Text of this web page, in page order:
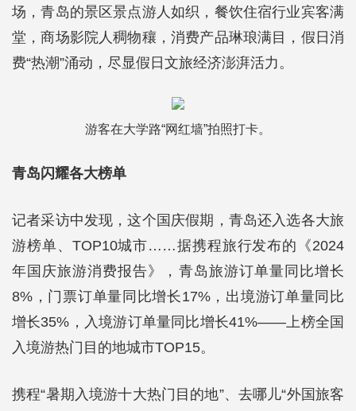
场，青岛的景区景点游人如织，餐饮住宿行业宾客满
堂，商场影院人稠物穰，消费产品琳琅满目，假日消
费“热潮”涌动，尽显假日文旅经济澎湃活力。
游客在大学路“网红墙”拍照打卡。
青岛闪耀各大榜单
记者采访中发现，这个国庆假期，青岛还入选各大旅
游榜单、TOP10城市……据携程旅行发布的《2024
年国庆旅游消费报告》，青岛旅游订单量同比增长
8%，门票订单量同比增长17%，出境游订单量同比
增长35%，入境游订单量同比增长41%——上榜全国
入境游热门目的地城市TOP15。
携程“暑期入境游十大热门目的地”、去哪儿“外国旅客